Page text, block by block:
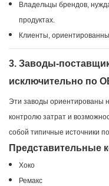
Владельцы брендов,
продуктах.
Клиенты,
3. Заводы-
исключительно по
Эти заводы ориентированы
контролю затрат и
собой типичные источники
Представительные
Хоко
Ремакс